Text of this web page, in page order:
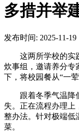
多措并举
发布时间: 2025-11-
这两所学校的实践
炊事组，邀请养分专
下，将校园餐从“一
跟着冬季气温降低
失。正在流程办理上
整办法。针对极端低
菜。